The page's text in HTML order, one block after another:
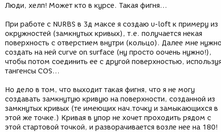
н
я
Люди, хелп! Может кто в курсе. Такая фигня...
При работе с NURBS в 3д максе я создаю u-loft к примеру из
окружностей (замкнутых кривых), т.е. получается некая
поверхность с отверстием внутри (кольцо). Далее мне
создать на ней curve on surface (ну просто оочень нужно!),
чтобы потом соединить ее с другой поверхностью,
тангенсы COS...
Но дело в том, что выходит такая фигня, что я не могу
создавать замкнутую кривую на поверхности, созданной из
замкнутых кривых (те имеющих нач.точку и замыкающихся в
этой же точке.) Кривая в упор не хочет проходить рядом с
этой стартовой точкой, и разворачивается возле нее на 180!